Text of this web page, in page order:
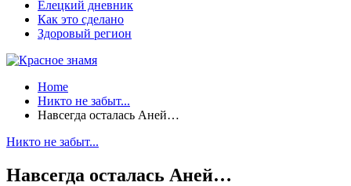
Елецкий дневник
Как это сделано
Здоровый регион
Home
Никто не забыт...
Навсегда осталась Аней…
Никто не забыт...
Навсегда осталась Аней…